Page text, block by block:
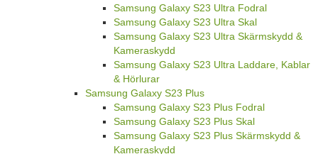
Samsung Galaxy S23 Ultra Fodral
Samsung Galaxy S23 Ultra Skal
Samsung Galaxy S23 Ultra Skärmskydd &
Kameraskydd
Samsung Galaxy S23 Ultra Laddare, Kablar
& Hörlurar
Samsung Galaxy S23 Plus
Samsung Galaxy S23 Plus Fodral
Samsung Galaxy S23 Plus Skal
Samsung Galaxy S23 Plus Skärmskydd &
Kameraskydd